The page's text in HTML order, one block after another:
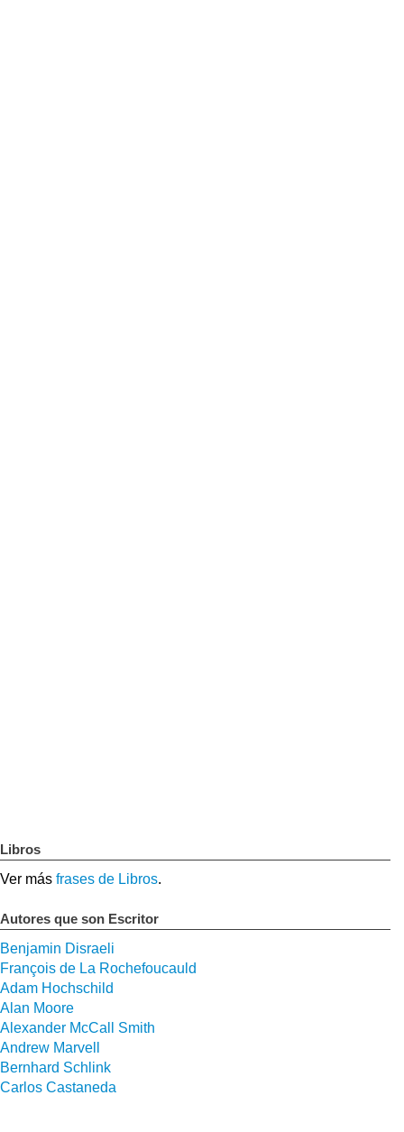
Libros
Ver más frases de Libros.
Autores que son Escritor
Benjamin Disraeli
François de La Rochefoucauld
Adam Hochschild
Alan Moore
Alexander McCall Smith
Andrew Marvell
Bernhard Schlink
Carlos Castaneda